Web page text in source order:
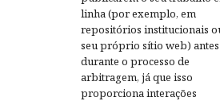
linha (por exemplo, em
repositórios institucionais
seu próprio sítio web)
durante o processo de
arbitragem, já que isso
proporciona interações